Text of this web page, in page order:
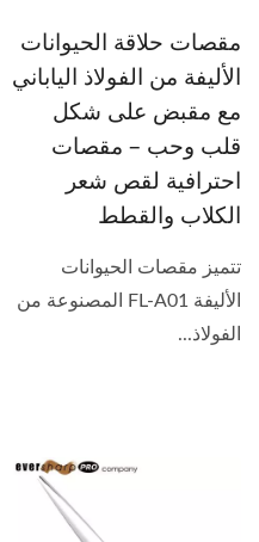
مقصات حلاقة الحيوانات
الأليفة من الفولاذ الياباني
مع مقبض على شكل
قلب وحب – مقصات
احترافية لقص شعر
الكلاب والقطط
تتميز مقصات الحيوانات
الأليفة FL-A01 المصنوعة من
الفولاذ...